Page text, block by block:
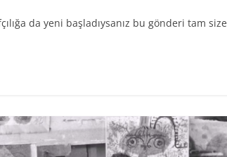
da yeni başladıysanız bu gönderi tam size